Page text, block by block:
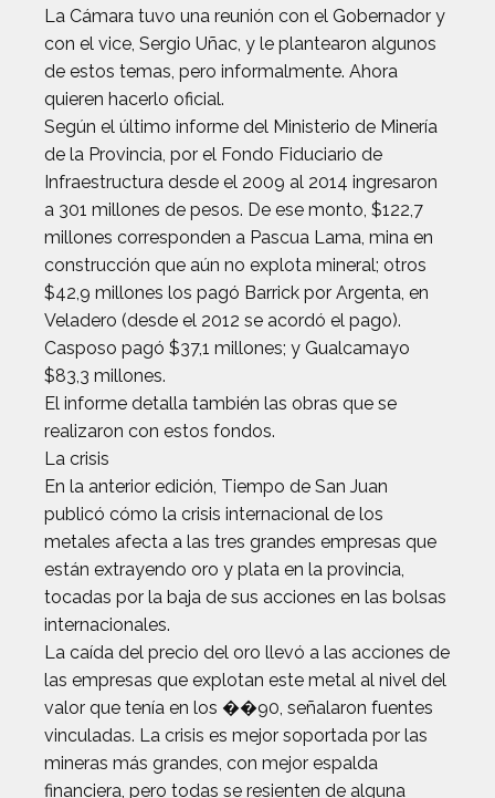
La Cámara tuvo una reunión con el Gobernador y
con el vice, Sergio Uñac, y le plantearon algunos
de estos temas, pero informalmente. Ahora
quieren hacerlo oficial.
Según el último informe del Ministerio de Minería
de la Provincia, por el Fondo Fiduciario de
Infraestructura desde el 2009 al 2014 ingresaron
a 301 millones de pesos. De ese monto, $122,7
millones corresponden a Pascua Lama, mina en
construcción que aún no explota mineral; otros
$42,9 millones los pagó Barrick por Argenta, en
Veladero (desde el 2012 se acordó el pago).
Casposo pagó $37,1 millones; y Gualcamayo
$83,3 millones.
El informe detalla también las obras que se
realizaron con estos fondos.
La crisis
En la anterior edición, Tiempo de San Juan
publicó cómo la crisis internacional de los
metales afecta a las tres grandes empresas que
están extrayendo oro y plata en la provincia,
tocadas por la baja de sus acciones en las bolsas
internacionales.
La caída del precio del oro llevó a las acciones de
las empresas que explotan este metal al nivel del
valor que tenía en los ��90, señalaron fuentes
vinculadas. La crisis es mejor soportada por las
mineras más grandes, con mejor espalda
financiera, pero todas se resienten de alguna